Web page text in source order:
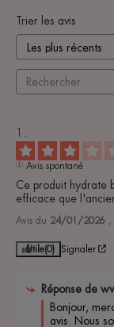
Trier les avis
Avis spontané
Ce produit hydrate
efficace que
Avis du 24/01/2026
Utile(0) Signaler
Réponse de
Bonjour,
avis. Nous